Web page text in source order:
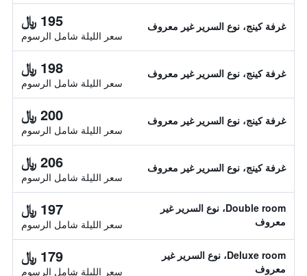
غرفة كينج، نوع السرير غير معروف 195 ﷼
سعر الليلة شامل الرسوم
غرفة كينج، نوع السرير غير معروف 198 ﷼
سعر الليلة شامل الرسوم
غرفة كينج، نوع السرير غير معروف 200 ﷼
سعر الليلة شامل الرسوم
غرفة كينج، نوع السرير غير معروف 206 ﷼
سعر الليلة شامل الرسوم
Double room، نوع السرير غير
معروف
197 ﷼
سعر الليلة شامل الرسوم
Deluxe room، نوع السرير غير
معروف
179 ﷼
سعر الليلة شامل الرسوم